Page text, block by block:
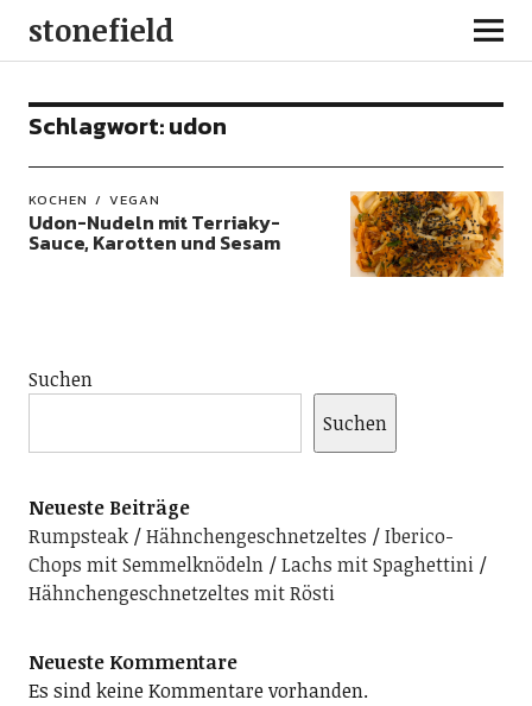
stonefield
Schlagwort:udon
KOCHEN VEGAN
Udon-Nudeln mit Terriaky-
Sauce, Karotten und Sesam
Suchen
Suchen
Neueste Beiträge
Rumpsteak
Hähnchengeschnetzeltes
Iberico-
Chops mit Semmelknödeln
Lachs mit Spaghettini
Hähnchengeschnetzeltes mit Rösti
Neueste Kommentare
Es sind keine Kommentare vorhanden.